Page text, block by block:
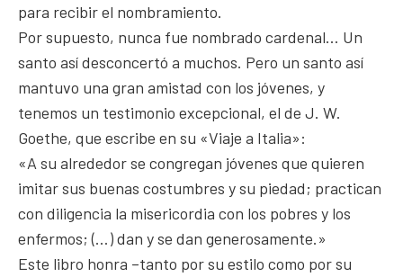
para recibir el nombramiento.
Por supuesto, nunca fue nombrado cardenal… Un
santo así desconcertó a muchos. Pero un santo así
mantuvo una gran amistad con los jóvenes, y
tenemos un testimonio excepcional, el de J. W.
Goethe, que escribe en su «Viaje a Italia»:
«A su alrededor se congregan jóvenes que quieren
imitar sus buenas costumbres y su piedad; practican
con diligencia la misericordia con los pobres y los
enfermos; (…) dan y se dan generosamente.»
Este libro honra –tanto por su estilo como por su